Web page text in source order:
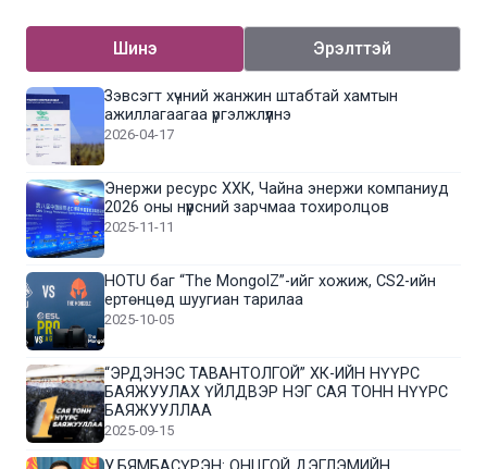
Шинэ Эрэлттэй
Зэвсэгт хүчний жанжин штабтай хамтын
ажиллагаагаа үргэлжлүүлнэ
2026-04-17
Энержи ресурс ХХК, Чайна энержи компаниуд
2026 оны нүүрсний зарчмаа тохиролцов
2025-11-11
HOTU баг “The MongolZ”-ийг хожиж, CS2-ийн
ертөнцөд шуугиан тарилаа
2025-10-05
“ЭРДЭНЭС ТАВАНТОЛГОЙ” ХК-ИЙН НҮҮРС
БАЯЖУУЛАХ ҮЙЛДВЭР НЭГ САЯ ТОНН НҮҮРС
БАЯЖУУЛЛАА
2025-09-15